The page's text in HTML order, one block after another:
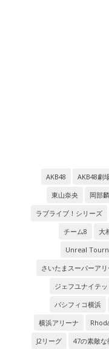
AKB48 AKB48劇
東山奈央
岡部麟
ラブライブ！シリーズ
チーム8
大
Unreal
さいたまスーパーアリ
ジェフユナイテ
パシフィコ横浜
横浜アリーナ
J2リーグ
47の素敵な